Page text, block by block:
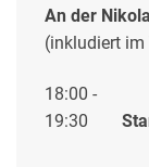
An der
(inkludiert im
18:00 -
19:30